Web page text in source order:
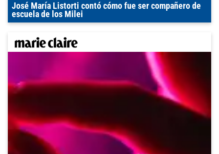
José María Listorti contó cómo fue ser compañero de
escuela de los Milei